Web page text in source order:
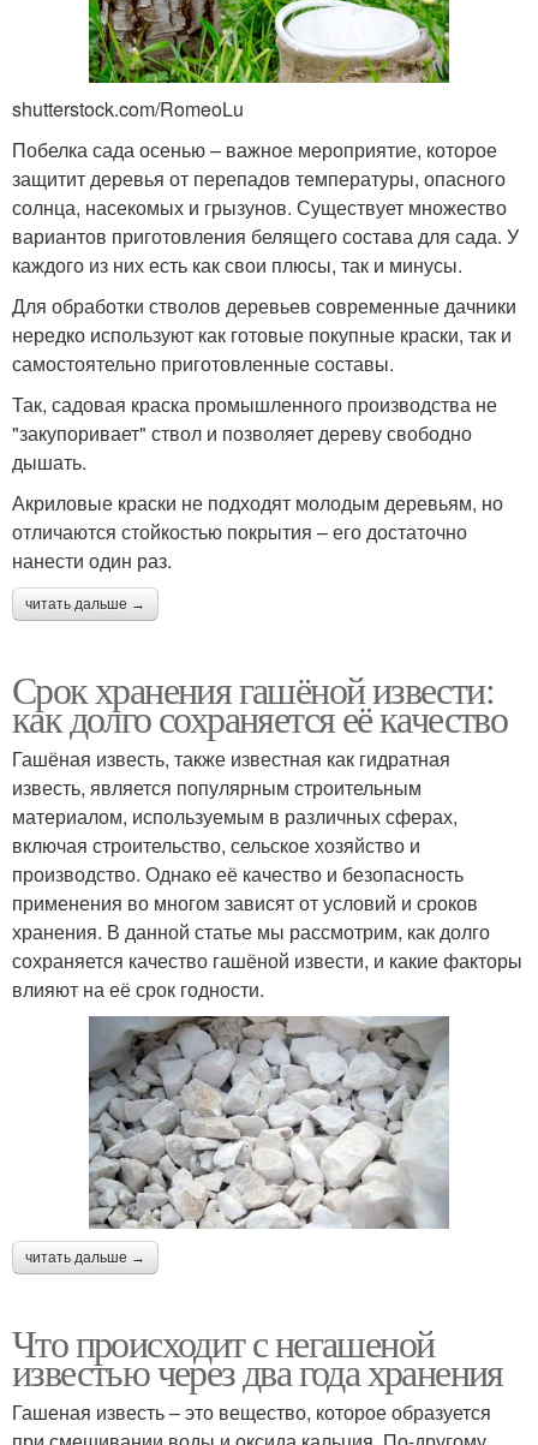
shutterstock.com/RomeoLu
Побелка сада осенью – важное мероприятие, которое
защитит деревья от перепадов температуры, опасного
солнца, насекомых и грызунов. Существует множество
вариантов приготовления белящего состава для сада. У
каждого из них есть как свои плюсы, так и минусы.
Для обработки стволов деревьев современные дачники
нередко используют как готовые покупные краски, так и
самостоятельно приготовленные составы.
Так, садовая краска промышленного производства не
"закупоривает" ствол и позволяет дереву свободно
дышать.
Акриловые краски не подходят молодым деревьям, но
отличаются стойкостью покрытия – его достаточно
нанести один раз.
читать дальше →
Срок хранения гашёной извести:
как долго сохраняется её качество
Гашёная известь, также известная как гидратная
известь, является популярным строительным
материалом, используемым в различных сферах,
включая строительство, сельское хозяйство и
производство. Однако её качество и безопасность
применения во многом зависят от условий и сроков
хранения. В данной статье мы рассмотрим, как долго
сохраняется качество гашёной извести, и какие факторы
влияют на её срок годности.
читать дальше →
Что происходит с негашеной
известью через два года хранения
Гашеная известь – это вещество, которое образуется